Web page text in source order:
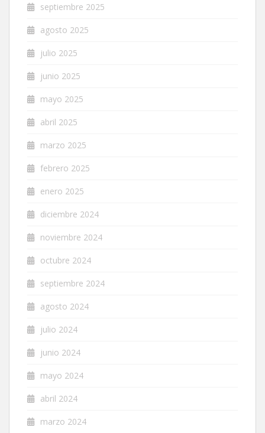
septiembre 2025
agosto 2025
julio 2025
junio 2025
mayo 2025
abril 2025
marzo 2025
febrero 2025
enero 2025
diciembre 2024
noviembre 2024
octubre 2024
septiembre 2024
agosto 2024
julio 2024
junio 2024
mayo 2024
abril 2024
marzo 2024